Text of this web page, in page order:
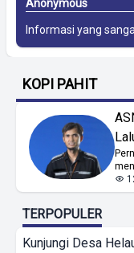
Anonymous
Informasi yang
KOPI PAHIT
TERPOPULER
Kunjungi Desa